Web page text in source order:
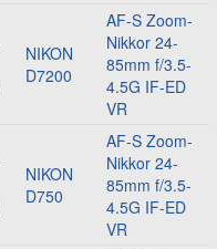
NIKON
D7200
AF-S Zoom-
Nikkor 24-
85mm f/3.5-
4.5G IF-ED
VR
NIKON
D750
AF-S Zoom-
Nikkor 24-
85mm f/3.5-
4.5G IF-ED
VR